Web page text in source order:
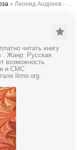
» Леонид Андреев - Елеазар
читать книгу
. Жанр: Русская
возможность
и СМС
litmir.org.